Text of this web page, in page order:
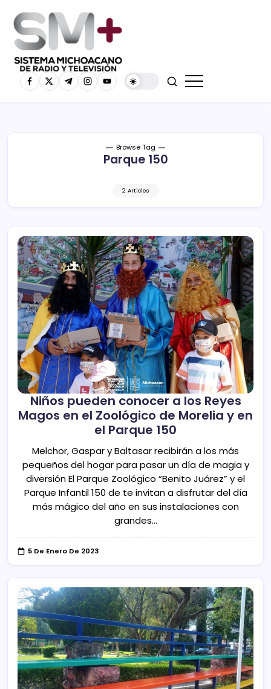
Browse Tag
Parque 150
2 Articles
Niños pueden conocer a los Reyes
Magos en el Zoológico de Morelia y en
el Parque 150
Melchor, Gaspar y Baltasar recibirán a los más
pequeños del hogar para pasar un día de magia y
diversión El Parque Zoológico “Benito Juárez” y el
Parque Infantil 150 de te invitan a disfrutar del día
más mágico del año en sus instalaciones con
grandes…
5 De Enero De 2023